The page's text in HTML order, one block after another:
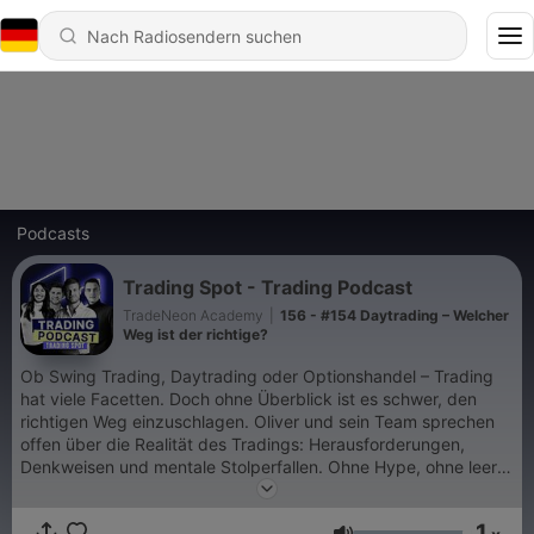
Podcasts
Trading Spot - Trading Podcast
TradeNeon Academy
156 - #154 Daytrading – Welcher
Weg ist der richtige?
Ob Swing Trading, Daytrading oder Optionshandel – Trading
hat viele Facetten. Doch ohne Überblick ist es schwer, den
richtigen Weg einzuschlagen. Oliver und sein Team sprechen
offen über die Realität des Tradings: Herausforderungen,
Denkweisen und mentale Stolperfallen. Ohne Hype, ohne leere
Versprechen – dafür mit fundiertem Wissen, ehrlichen